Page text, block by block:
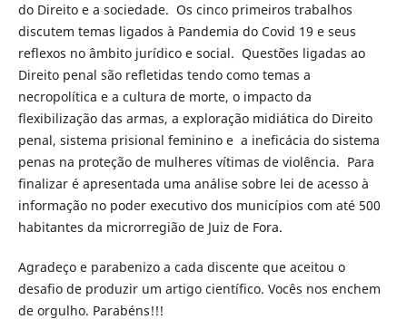
do Direito e a sociedade. Os cinco primeiros trabalhos
discutem temas ligados à Pandemia do Covid 19 e seus
reflexos no âmbito jurídico e social. Questões ligadas ao
Direito penal são refletidas tendo como temas a
necropolítica e a cultura de morte, o impacto da
flexibilização das armas, a exploração midiática do Direito
penal, sistema prisional feminino e a ineficácia do sistema
penas na proteção de mulheres vítimas de violência. Para
finalizar é apresentada uma análise sobre lei de acesso à
informação no poder executivo dos municípios com até 500
habitantes da microrregião de Juiz de Fora.
Agradeço e parabenizo a cada discente que aceitou o
desafio de produzir um artigo científico. Vocês nos enchem
de orgulho. Parabéns!!!